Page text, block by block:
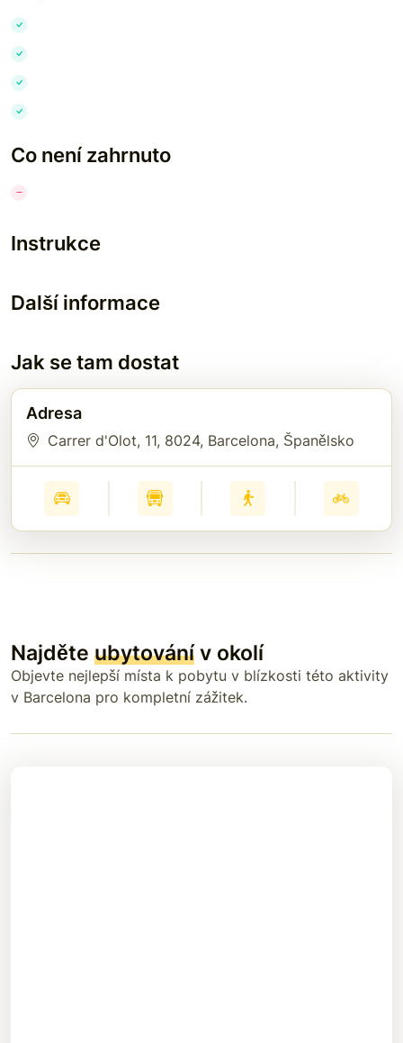
Co není zahrnuto
Instrukce
Další informace
Jak se tam dostat
Adresa
Carrer d'Olot, 11, 8024, Barcelona, Španělsko
Najděte ubytovánív okolí
Objevte nejlepší místa k pobytu v blízkosti této aktivity
v Barcelona pro kompletní zážitek.